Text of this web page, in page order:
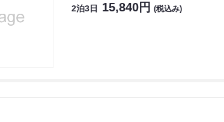
2泊3日 15,840円 (税込み)